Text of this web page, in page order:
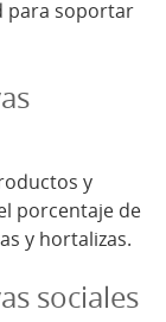
para soportar
y
porcentaje de
y hortalizas.
sociales